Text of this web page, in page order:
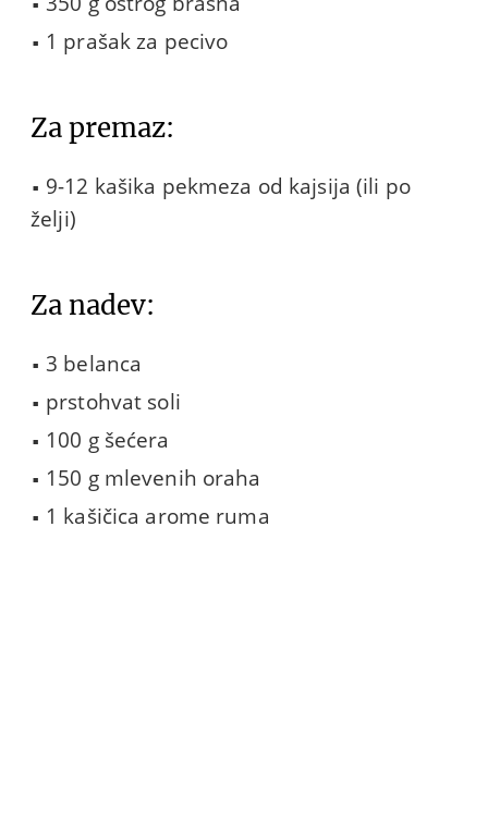
1 prašak za pecivo
Za premaz:
9-12 kašika pekmeza od kajsija (ili po
želji)
Za nadev:
3 belanca
prstohvat soli
100 g šećera
150 g mlevenih oraha
1 kašičica arome ruma